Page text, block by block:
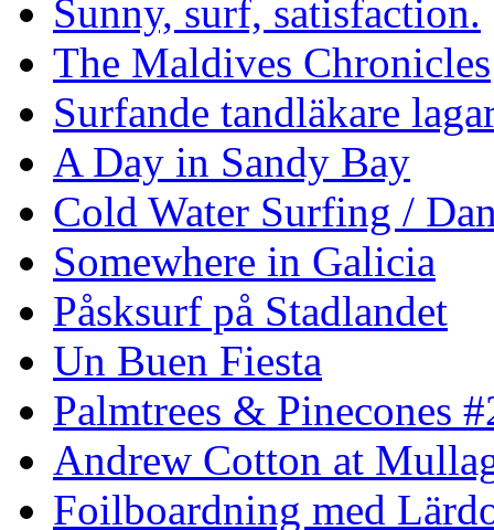
Sunny, surf, satisfaction.
The Maldives Chronicles
Surfande tandläkare
A Day in Sandy Bay
Cold Water Surfing /
Somewhere in Galicia
Påsksurf på Stadlandet
Un Buen Fiesta
Palmtrees & Pinecones
Andrew Cotton at
Foilboardning med